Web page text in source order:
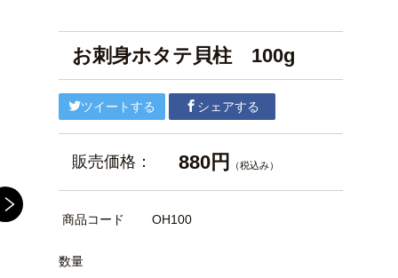
お刺身ホタテ貝柱 100g
ツイートする シェアする
販売価格： 880円 （税込み）
商品コード OH100
数量